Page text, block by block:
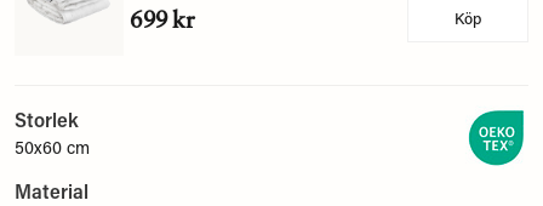
699 kr Köp
Storlek
50x60 cm
Material